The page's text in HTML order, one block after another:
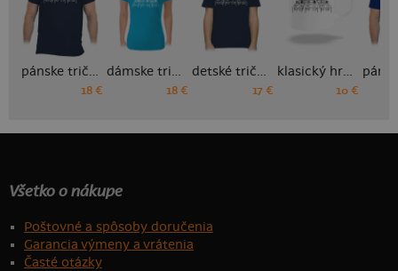
pánske tričko
18 €
dámske tričko
18 €
detské tričko
17 €
klasický hrnček
10 €
Všetko o nákupe
Poštovné a spôsoby doručenia
Garancia výmeny a vrátenia
Časté otázky